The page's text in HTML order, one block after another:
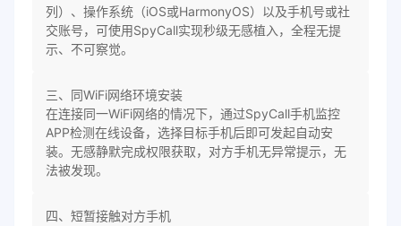
列）、操作系统（iOS或HarmonyOS）以及手机号或社
交账号，可使用SpyCall实现秒级无感植入，全程无提
示、不可察觉。
三、同WiFi网络环境安装
在连接同一WiFi网络的情况下，通过SpyCall手机监控
APP检测在线设备，选择目标手机后即可发起自动安
装。无感静默完成权限获取，对方手机无异常提示，无
法被发现。
四、短暂接触对方手机